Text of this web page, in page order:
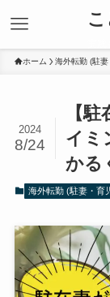
ホーム 海外転勤 (駐妻
【
イミ
かる
2024
8/24
海外転勤 (駐妻・育